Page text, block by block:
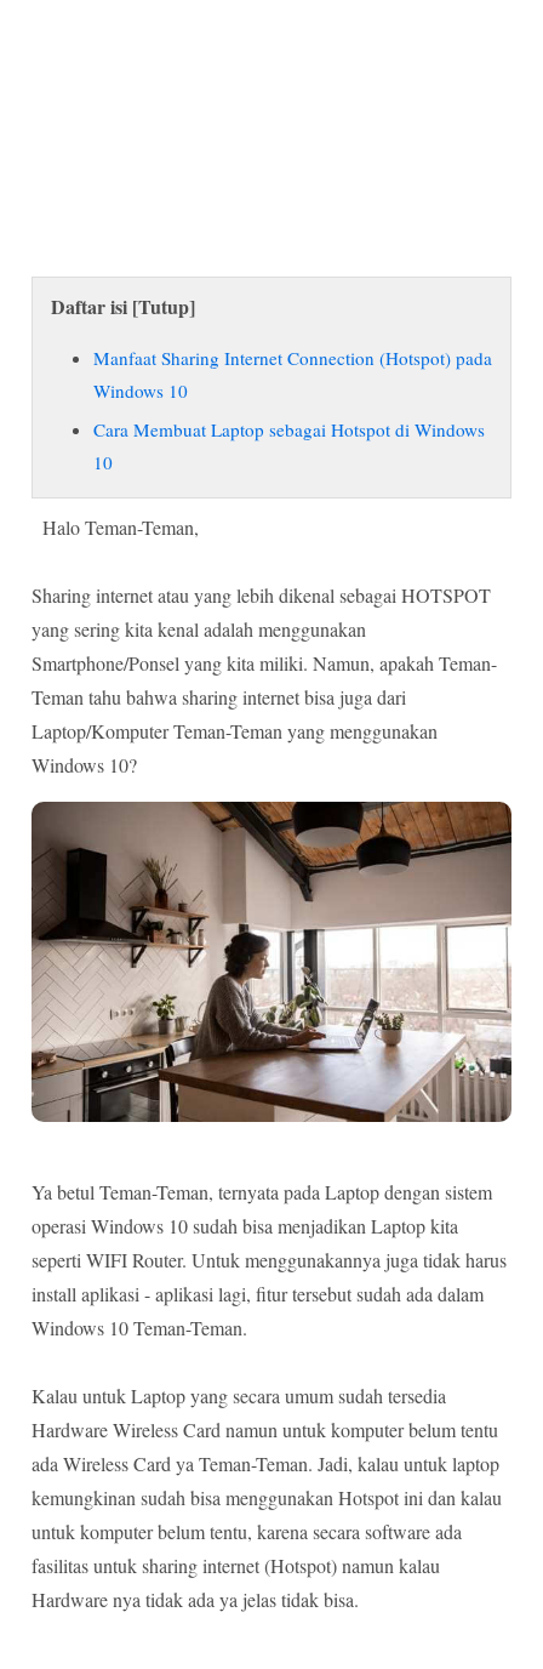
Daftar isi [Tutup]
Manfaat Sharing Internet Connection (Hotspot) pada
Windows 10
Cara Membuat Laptop sebagai Hotspot di Windows
10
Halo Teman-Teman,
Sharing internet atau yang lebih dikenal sebagai HOTSPOT
yang sering kita kenal adalah menggunakan
Smartphone/Ponsel yang kita miliki. Namun, apakah Teman-
Teman tahu bahwa sharing internet bisa juga dari
Laptop/Komputer Teman-Teman yang menggunakan
Windows 10?
Ya betul Teman-Teman, ternyata pada Laptop dengan sistem
operasi Windows 10 sudah bisa menjadikan Laptop kita
seperti WIFI Router. Untuk menggunakannya juga tidak harus
install aplikasi - aplikasi lagi, fitur tersebut sudah ada dalam
Windows 10 Teman-Teman.
Kalau untuk Laptop yang secara umum sudah tersedia
Hardware Wireless Card namun untuk komputer belum tentu
ada Wireless Card ya Teman-Teman. Jadi, kalau untuk laptop
kemungkinan sudah bisa menggunakan Hotspot ini dan kalau
untuk komputer belum tentu, karena secara software ada
fasilitas untuk sharing internet (Hotspot) namun kalau
Hardware nya tidak ada ya jelas tidak bisa.